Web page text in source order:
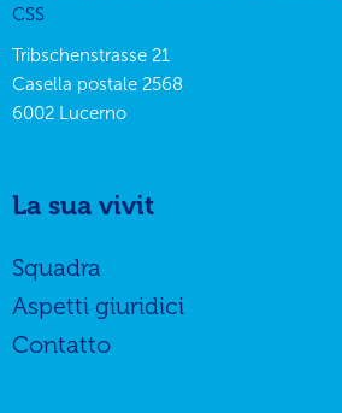
CSS
Tribschenstrasse 21
Casella postale 2568
6002 Lucerno
La sua vivit
Squadra
Aspetti giuridici
Contatto